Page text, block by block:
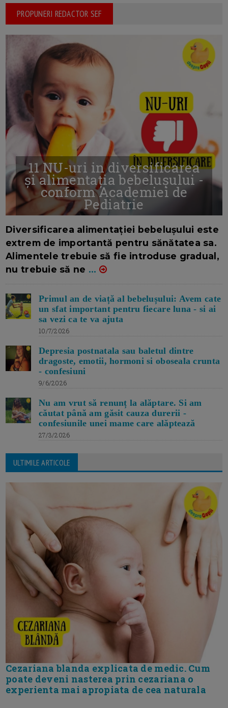
PROPUNERI REDACTOR SEF
11 NU-uri in diversificarea
și alimentația bebelușului -
conform Academiei de
Pediatrie
Diversificarea alimentației bebelușului este
extrem de importantă pentru sănătatea sa.
Alimentele trebuie să fie introduse gradual,
nu trebuie să ne ...
Primul an de viață al bebelușului: Avem cate
un sfat important pentru fiecare luna - si ai
sa vezi ca te va ajuta
10/7/2026
Depresia postnatala sau baletul dintre
dragoste, emotii, hormoni si oboseala crunta
- confesiuni
9/6/2026
Nu am vrut să renunț la alăptare. Si am
căutat până am găsit cauza durerii -
confesiunile unei mame care alăptează
27/3/2026
ULTIMILE ARTICOLE
Cezariana blanda explicata de medic. Cum
poate deveni nasterea prin cezariana o
experienta mai apropiata de cea naturala